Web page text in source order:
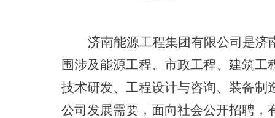
济南能源工程集团有限公司是
围涉及能源工程、市政工程、建筑
技术研发、工程设计与咨询、装备
公司发展需要，面向社会公开招聘，